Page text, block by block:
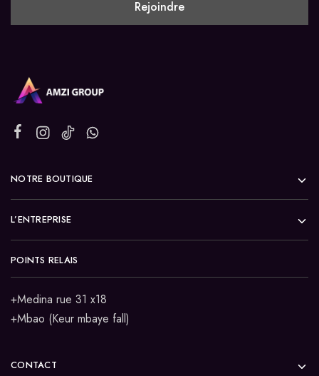
NOTRE BOUTIQUE
L’ENTREPRISE
POINTS RELAIS
+Medina rue 31 x18
+Mbao (Keur mbaye fall)
CONTACT